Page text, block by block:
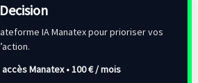
IA Manatex pour prioriser vos
Manatex •100 € / mois